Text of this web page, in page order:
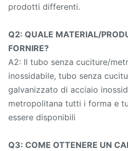
prodotti differenti.
Q2: QUALE MATERIAL/
FORNIRE?
A2: Il tubo senza cuciture/
inossidabile, tubo senza
galvanizzato di acciaio
metropolitana tutti i forma e
essere disponibili
Q3: COME OTTENERE UN